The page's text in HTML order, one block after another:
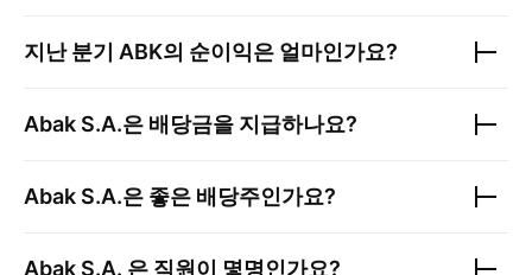
지난 분기 ABK의 순이익은 얼마인가요?
Abak S.A.은 배당금을 지급하나요?
Abak S.A.은 좋은 배당주인가요?
Abak S.A. 은 직원이 몇명인가요?